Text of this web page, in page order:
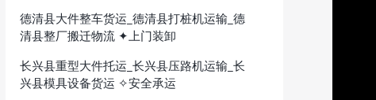
德清县大件整车货运_德清县打桩机运输_德
清县整厂搬迁物流 ✦上门装卸
长兴县重型大件托运_长兴县压路机运输_长
兴县模具设备货运 ✧安全承运